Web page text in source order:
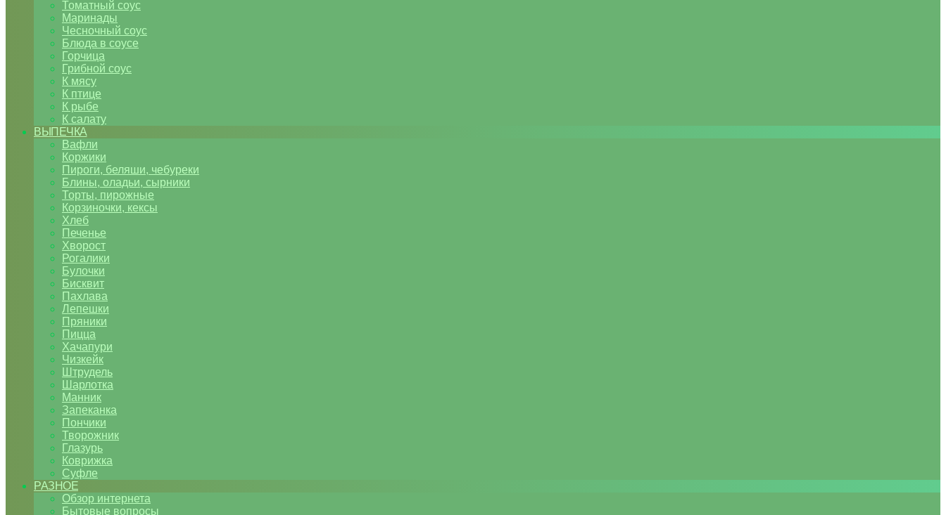
Томатный соус
Маринады
Чесночный соус
Блюда в соусе
Горчица
Грибной соус
К мясу
К птице
К рыбе
К салату
ВЫПЕЧКА
Вафли
Коржики
Пироги, беляши, чебуреки
Блины, оладьи, сырники
Торты, пирожные
Корзиночки, кексы
Хлеб
Печенье
Хворост
Рогалики
Булочки
Бисквит
Пахлава
Лепешки
Пряники
Пицца
Хачапури
Чизкейк
Штрудель
Шарлотка
Манник
Запеканка
Пончики
Творожник
Глазурь
Коврижка
Суфле
РАЗНОЕ
Обзор интернета
Бытовые вопросы